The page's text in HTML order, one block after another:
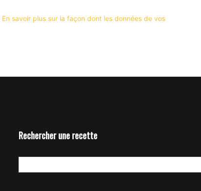
En savoir plus sur la façon dont les données de vos
Rechercher une recette